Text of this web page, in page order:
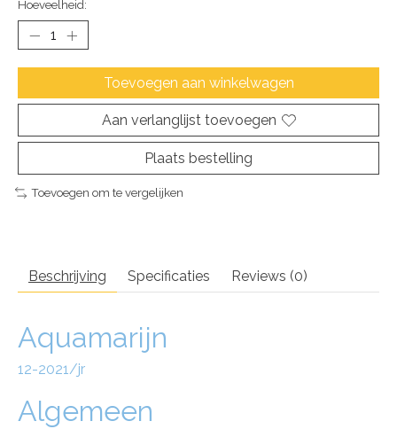
Hoeveelheid:
Toevoegen aan winkelwagen
Aan verlanglijst toevoegen
Plaats bestelling
Toevoegen om te vergelijken
Beschrijving Specificaties Reviews (0)
Aquamarijn
12-2021/jr
Algemeen